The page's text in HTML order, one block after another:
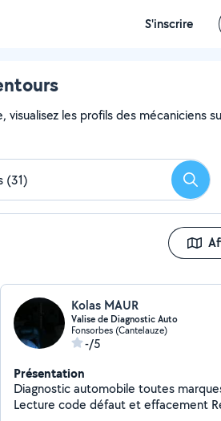
S'inscrire
les profils des mécaniciens
Kolas MAUR
Valise de Diagnostic Auto
Fonsorbes (Cantelauze)
-/5
Présentation
Diagnostic automobile toutes
Lecture code défaut et effacement